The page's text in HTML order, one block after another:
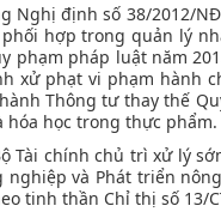
Nghị định số 38/2012/
hợp trong quản lý
phạm pháp luật năm
xử phạt vi phạm
Thông tư thay thế
học trong thực phẩm.
Tài chính chủ trì xử lý
nghiệp và Phát triển
tinh thần Chỉ thị số 13/